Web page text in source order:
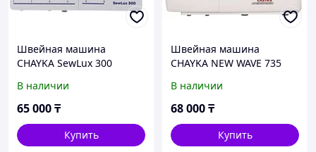
Швейная машина
CHAYKA SewLux 300
В наличии
65 000₸
Купить
Швейная машина
CHAYKA NEW WAVE 735
В наличии
68 000₸
Купить